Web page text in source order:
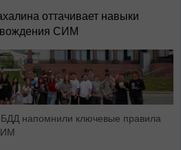
оттачивает навыки
вождения СИМ
напомнили ключевые правила